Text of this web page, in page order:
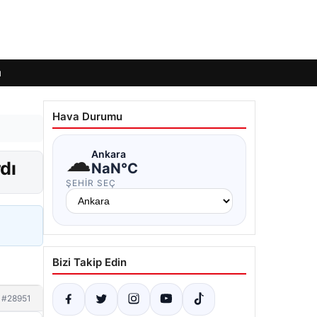
#28951
Hava Durumu
☁Ankara
NaN°C
ŞEHIR SEÇ
Bizi Takip Edin